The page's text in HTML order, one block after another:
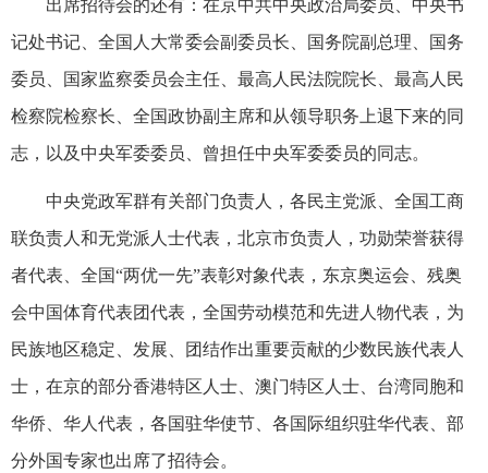
出席招待会的还有：在京中共中央政治局委员、中央书
记处书记、全国人大常委会副委员长、国务院副总理、国务
委员、国家监察委员会主任、最高人民法院院长、最高人民
检察院检察长、全国政协副主席和从领导职务上退下来的同
志，以及中央军委委员、曾担任中央军委委员的同志。
中央党政军群有关部门负责人，各民主党派、全国工商
联负责人和无党派人士代表，北京市负责人，功勋荣誉获得
者代表、全国“两优一先”表彰对象代表，东京奥运会、残奥
会中国体育代表团代表，全国劳动模范和先进人物代表，为
民族地区稳定、发展、团结作出重要贡献的少数民族代表人
士，在京的部分香港特区人士、澳门特区人士、台湾同胞和
华侨、华人代表，各国驻华使节、各国际组织驻华代表、部
分外国专家也出席了招待会。